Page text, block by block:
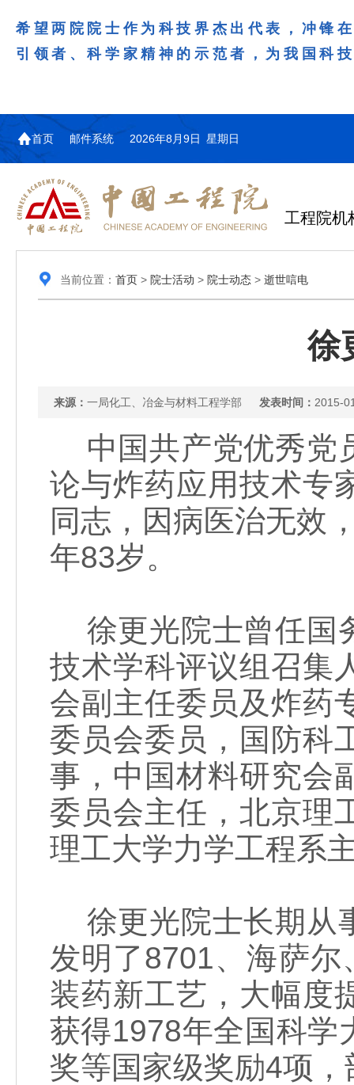
希望两院院士作为科技界杰出代表，冲锋
引领者、科学家精神的示范者，为我国科
首页 邮件系统 2026年8月9日 星期日
工程院机
当前位置： 首页> 院士活动 > 院士动态> 逝世唁电
徐
来源： 一局化工、冶金与材料工程学部 发表时间： 2015-
中国共产党优秀党
论与炸药应用技术专
同志，因病医治无效
年83岁。
徐更光院士曾任国
技术学科评议组召集
会副主任委员及炸药
委员会委员，国防科
事，中国材料研究会
委员会主任，北京理
理工大学力学工程系
徐更光院士长期从
发明了8701、海萨
装药新工艺，大幅度
获得1978年全国科学
奖等国家级奖励4项